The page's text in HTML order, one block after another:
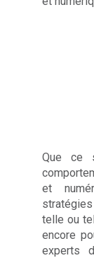
Que ce
et
telle ou
encore
experts